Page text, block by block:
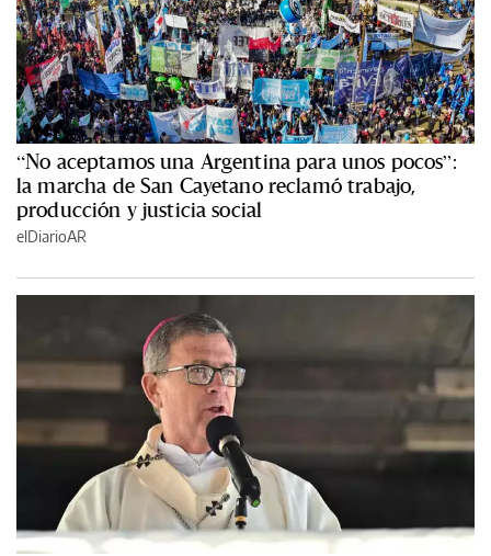
“No aceptamos una Argentina para unos pocos”:
la marcha de San Cayetano reclamó trabajo,
producción y justicia social
elDiarioAR